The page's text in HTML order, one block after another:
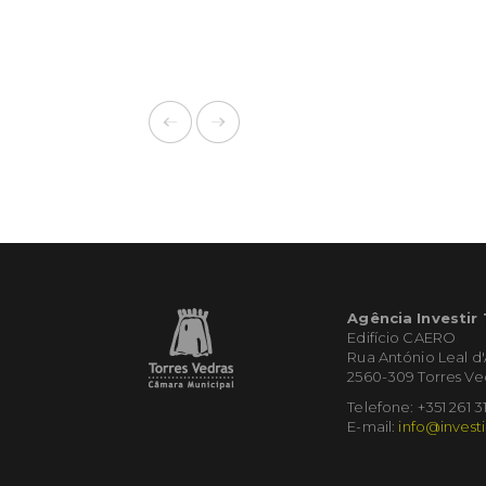
Agência Investir
Edifício CAERO
Rua António Leal
2560-309 Torres
Telefone: +351 261
E-mail: